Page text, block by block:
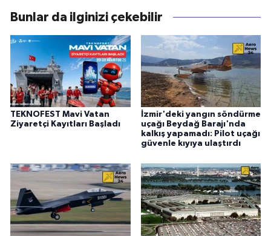
Bunlar da ilginizi çekebilir
TEKNOFEST Mavi Vatan
Ziyaretçi Kayıtları Başladı
İzmir'deki yangın söndürme
uçağı Beydağ Barajı'nda
kalkış yapamadı: Pilot uçağı
güvenle kıyıya ulaştırdı